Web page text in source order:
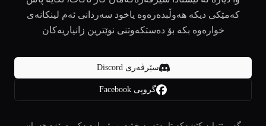
کەمێکی دیکە هەوڵبدەرەوە یاخود سەردانی ئەم لینکانەی
خوارەوە بکە بۆ دەستکەوتنی نوێترین زانیاریەکان
سێرڤەری Discord
گروپی Facebook